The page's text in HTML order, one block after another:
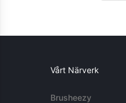
Vårt Närverk
Brusheezy